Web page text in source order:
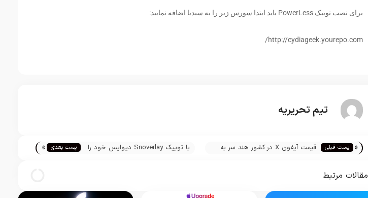
برای نصب توییک PowerLess باید ابتدا سورس زیر را به سیدیا اضافه نمایید:
http://cydiageek.yourepo.com/
تیم تحریریه
« پست قبلی
قیمت آیفون X در کشور هند سر به
با توییک Snoverlay دیوایس خود را
پست بعدی »
مقالات مرتبط